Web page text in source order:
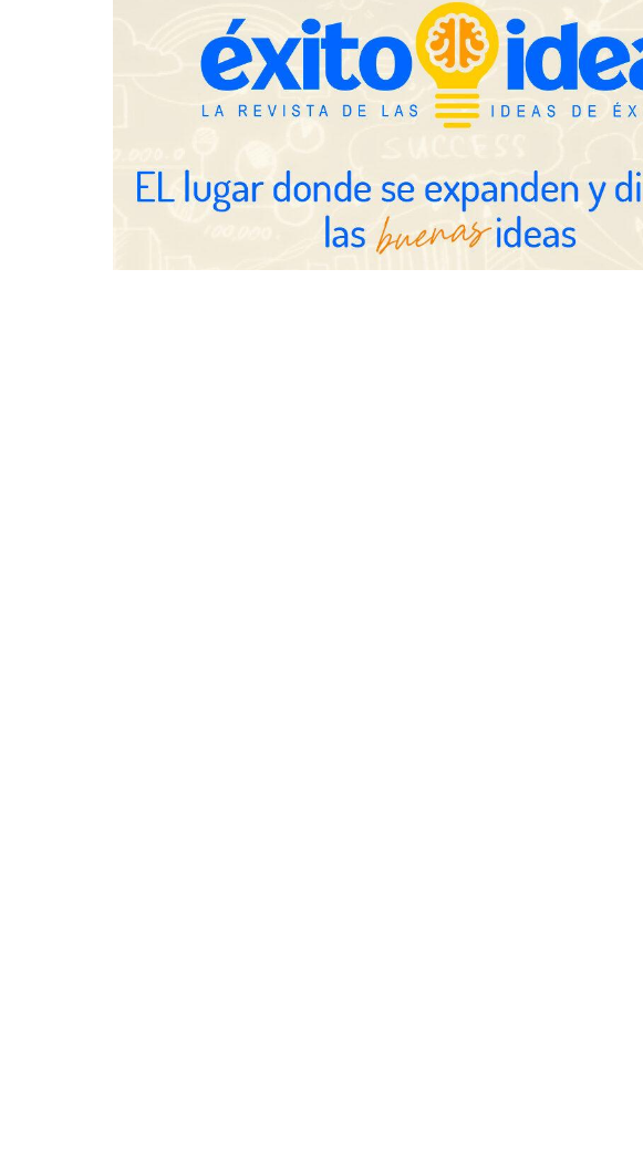
Schaeffler mejora su rentabilidad
NOVA: innovación y diseño que
transforman espacios de la mano
de Tormo Franquicias